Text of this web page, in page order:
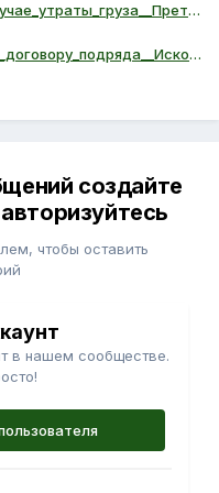
о_возврате_провозной_платы_в_случае_утраты_груза__Претензия.doc
о_взыскании_стоимости_работ_по_договору_подряда__Исковое_заявление.doc
создайте
чтобы оставить
в нашем сообществе.